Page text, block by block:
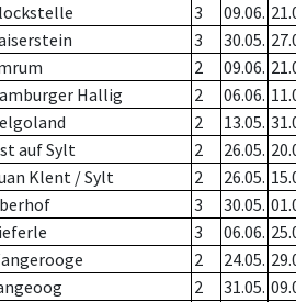
3 09.06.
3 30.05.
2 09.06.
Hallig 2 06.06.
2 13.05.
auf Sylt 2 26.05.
Klent / Sylt 2 26.05.
3 30.05.
3 06.06.
2 24.05.
2 31.05.